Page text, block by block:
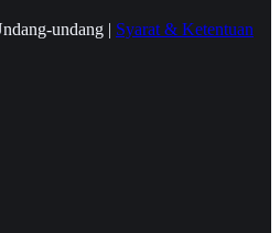
undang | Syarat & Ketentuan